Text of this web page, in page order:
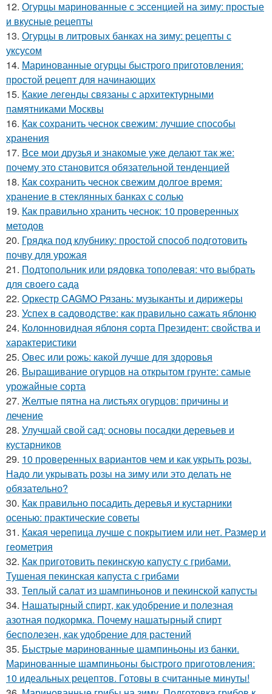
12. Огурцы маринованные с эссенцией на зиму: простые
и вкусные рецепты
13. Огурцы в литровых банках на зиму: рецепты с
уксусом
14. Маринованные огурцы быстрого приготовления:
простой рецепт для начинающих
15. Какие легенды связаны с архитектурными
памятниками Москвы
16. Как сохранить чеснок свежим: лучшие способы
хранения
17. Все мои друзья и знакомые уже делают так же:
почему это становится обязательной тенденцией
18. Как сохранить чеснок свежим долгое время:
хранение в стеклянных банках с солью
19. Как правильно хранить чеснок: 10 проверенных
методов
20. Грядка под клубнику: простой способ подготовить
почву для урожая
21. Подтопольник или рядовка тополевая: что выбрать
для своего сада
22. Оркестр CAGMO Рязань: музыканты и дирижеры
23. Успех в садоводстве: как правильно сажать яблоню
24. Колонновидная яблоня сорта Президент: свойства и
характеристики
25. Овес или рожь: какой лучше для здоровья
26. Выращивание огурцов на открытом грунте: самые
урожайные сорта
27. Желтые пятна на листьях огурцов: причины и
лечение
28. Улучшай свой сад: основы посадки деревьев и
кустарников
29. 10 проверенных вариантов чем и как укрыть розы.
Надо ли укрывать розы на зиму или это делать не
обязательно?
30. Как правильно посадить деревья и кустарники
осенью: практические советы
31. Какая черепица лучше с покрытием или нет. Размер и
геометрия
32. Как приготовить пекинскую капусту с грибами.
Тушеная пекинская капуста с грибами
33. Теплый салат из шампиньонов и пекинской капусты
34. Нашатырный спирт, как удобрение и полезная
азотная подкормка. Почему нашатырный спирт
бесполезен, как удобрение для растений
35. Быстрые маринованные шампиньоны из банки.
Маринованные шампиньоны быстрого приготовления:
10 идеальных рецептов. Готовы в считанные минуты!